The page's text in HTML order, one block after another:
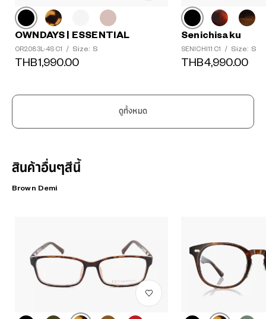
OWNDAYS | ESSENTIAL
OR2083L-4S C1 / Size: S
THB1,990.00
Senichisaku
SENICHI11 C1 / Size: S
THB4,990.00
ดูทั้งหมด
สินค้าอื่นๆสีนี้
Brown Demi